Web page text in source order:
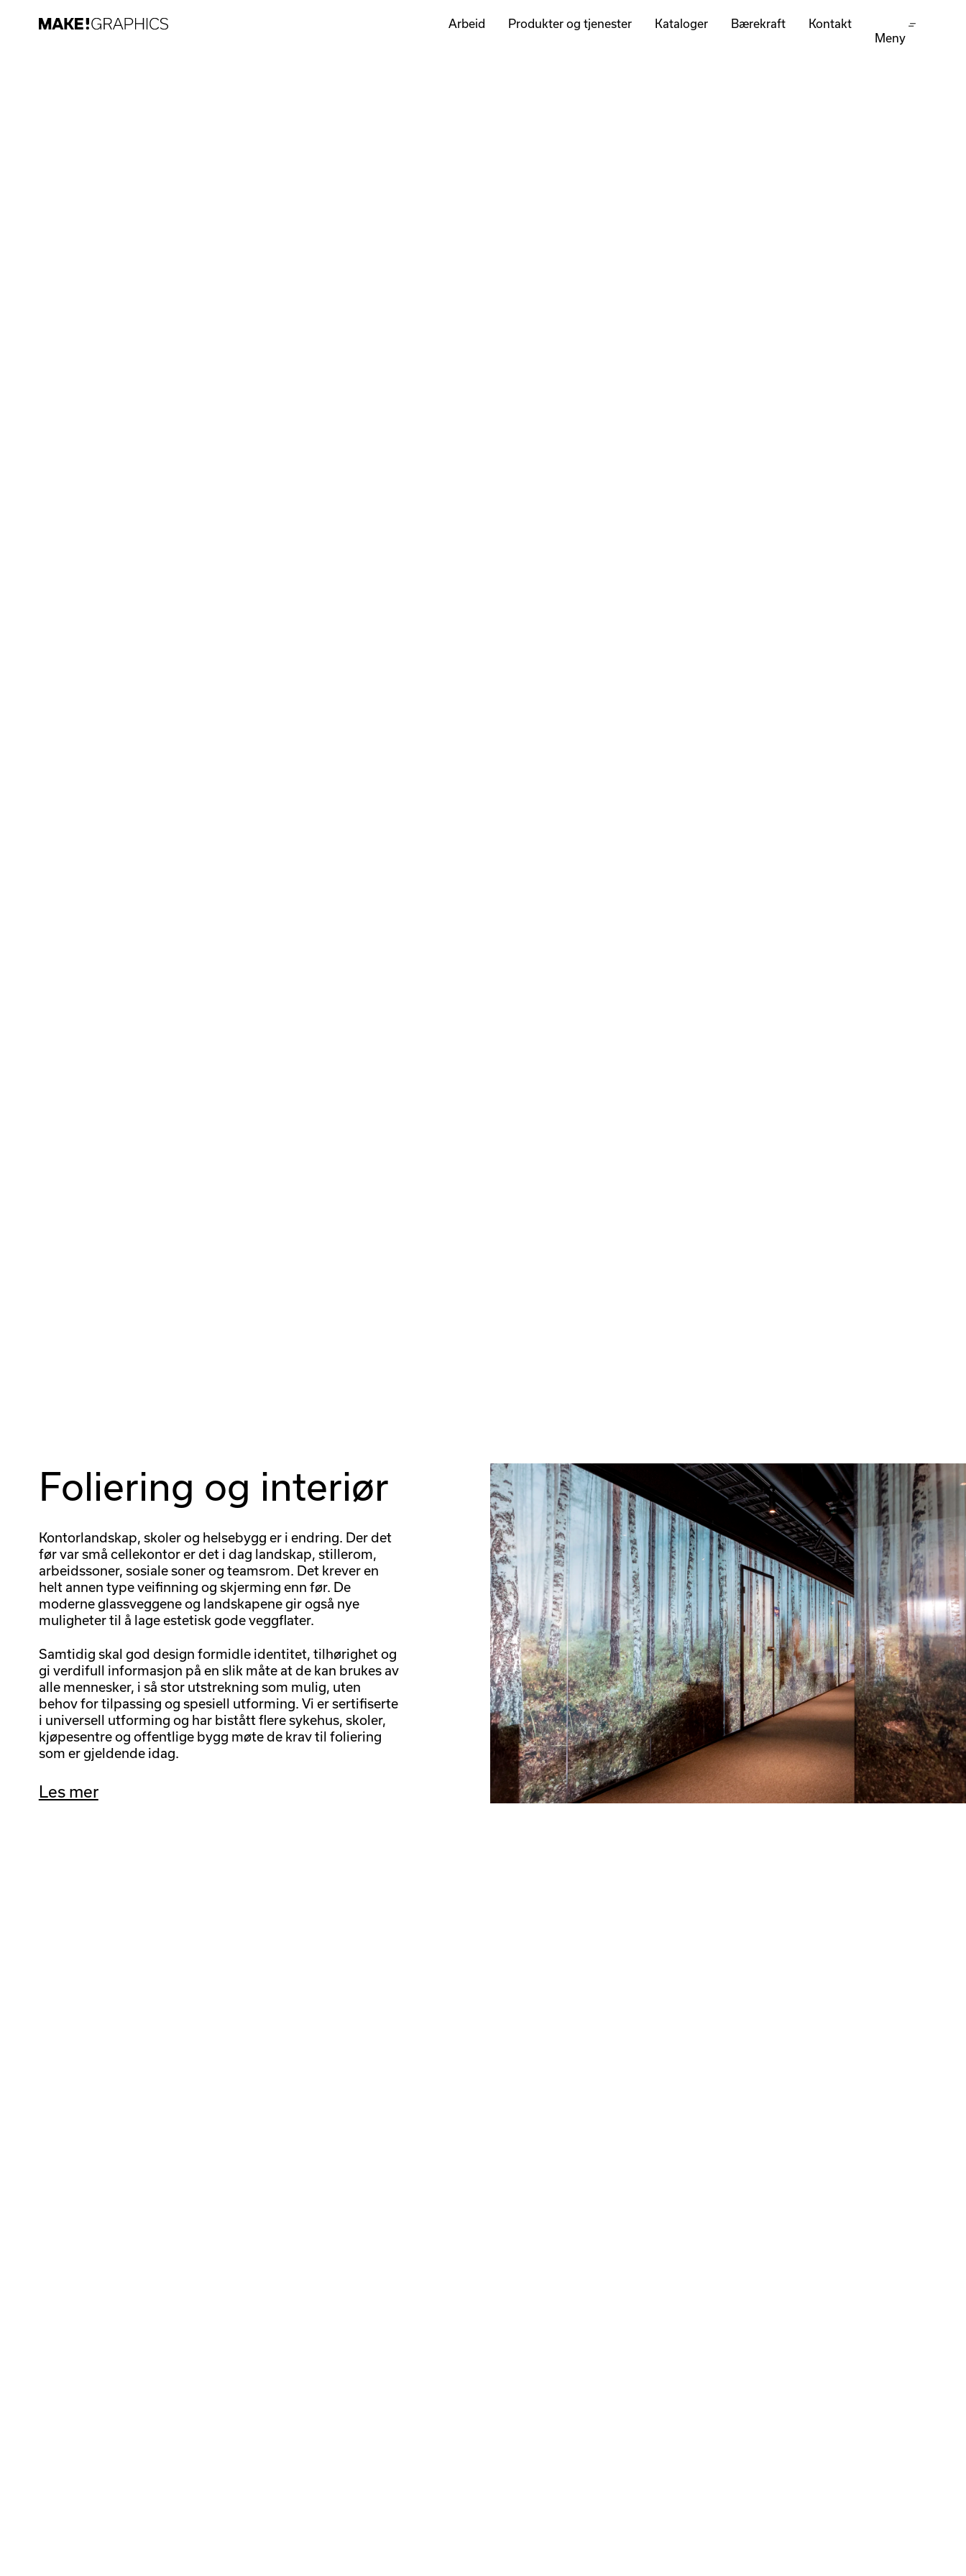
Arbeid Produkter og tjenester Kataloger Bærekraft
Kontakt
Meny
Foliering og interiør
Kontorlandskap, skoler og helsebygg er i endring. Der det
før var små cellekontor er det i dag landskap, stillerom,
arbeidssoner, sosiale soner og teamsrom. Det krever en
helt annen type veifinning og skjerming enn før. De
moderne glassveggene og landskapene gir også nye
muligheter til å lage estetisk gode veggflater.
Samtidig skal god design formidle identitet, tilhørighet og
gi verdifull informasjon på en slik måte at de kan brukes av
alle mennesker, i så stor utstrekning som mulig, uten
behov for tilpassing og spesiell utforming. Vi er sertifiserte
i universell utforming og har bistått flere sykehus, skoler,
kjøpesentre og offentlige bygg møte de krav til foliering
som er gjeldende idag.
Les mer